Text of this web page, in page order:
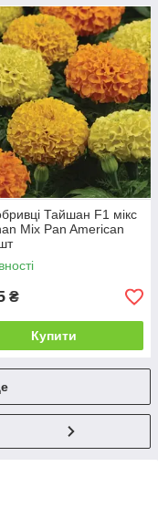
Тайшан F1 мікс
Mix Pan American
₴
Купити